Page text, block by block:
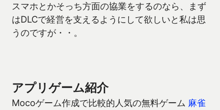
スマホとかそっち方面の協業をするのなら、まず
はDLCで経営を支えるようにして欲しいと私は思
うのですが・・。
アプリゲーム紹介
Mocoゲーム作成で比較的人気の無料ゲーム 麻雀